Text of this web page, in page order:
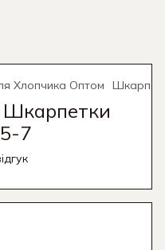
Хлопчика Оптом
Шкарпетки
7